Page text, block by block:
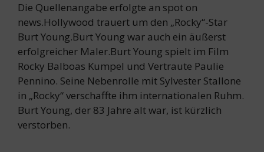
Die Quellenangabe erfolgte an spot on
news.Hollywood trauert um den „Rocky“-Star
Burt Young.Burt Young war auch ein äußerst
erfolgreicher Maler.Burt Young spielt im Film
Rocky Balboas Kumpel und Vertraute Paulie
Pennino. Seine Nebenrolle mit Sylvester Stallone
in „Rocky“ verschaffte ihm internationalen Ruhm.
Burt Young, der 83 Jahre alt war, ist kürzlich
verstorben.